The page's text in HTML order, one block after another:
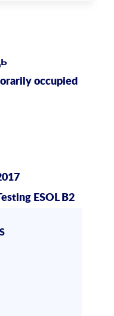
occupied
ESOL B2